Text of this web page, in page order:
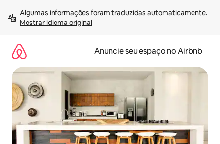
para
Mostrar idioma original
Anuncie seu espaço no Airbnb